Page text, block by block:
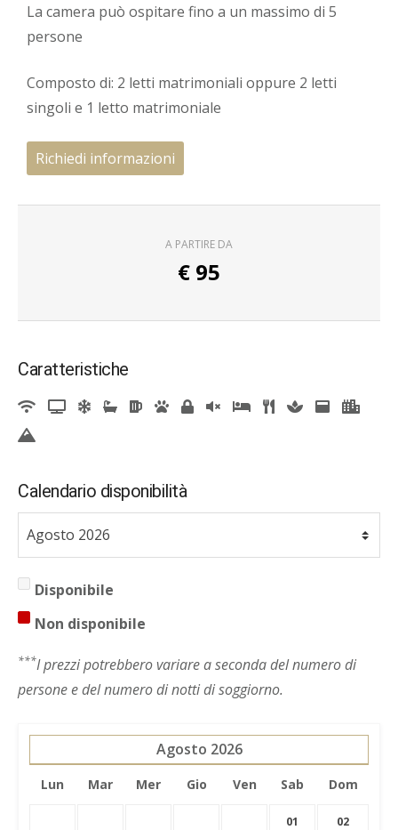
La camera può ospitare fino a un massimo di 5
persone
Composto di: 2 letti matrimoniali oppure 2 letti
singoli e 1 letto matrimoniale
Richiedi informazioni
A PARTIRE DA
€ 95
Caratteristiche
Calendario disponibilità
Disponibile
Non disponibile
***I prezzi potrebbero variare a seconda del numero di
persone e del numero di notti di soggiorno.
Agosto 2026
Lun Mar Mer Gio Ven Sab Dom
01 02